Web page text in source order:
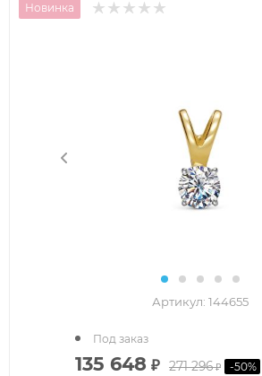
Новинка
Артикул: 144655
135 648 ₽ 271 296₽ -50%
Под заказ